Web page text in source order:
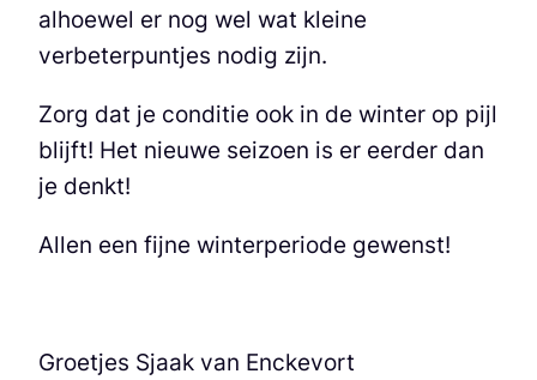
alhoewel er nog wel wat kleine
verbeterpuntjes nodig zijn.
Zorg dat je conditie ook in de winter op pijl
blijft! Het nieuwe seizoen is er eerder dan
je denkt!
Allen een fijne winterperiode gewenst!
Groetjes Sjaak van Enckevort